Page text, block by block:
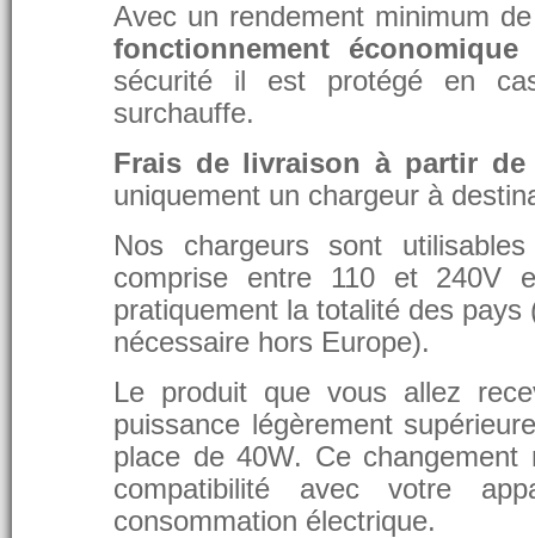
Avec un rendement minimum
fonctionnement
sécurité il est protégé en
surchauffe.
Frais de livraison à partir de
uniquement un chargeur à
Nos chargeurs sont
comprise entre 110 et 240V
pratiquement la totalité des
nécessaire hors Europe).
Le produit que vous allez
puissance légèrement
place de 40W. Ce
compatibilité avec votre
consommation électrique.